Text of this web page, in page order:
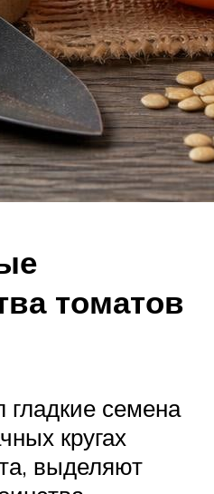
томатов
гладкие семена
кругах
выделяют